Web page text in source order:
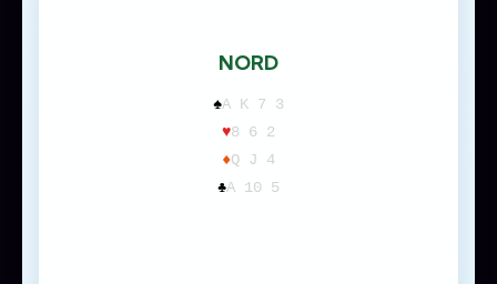
NORD
♠A K 7 3
♥8 6 2
♦Q J 4
♣A 10 5